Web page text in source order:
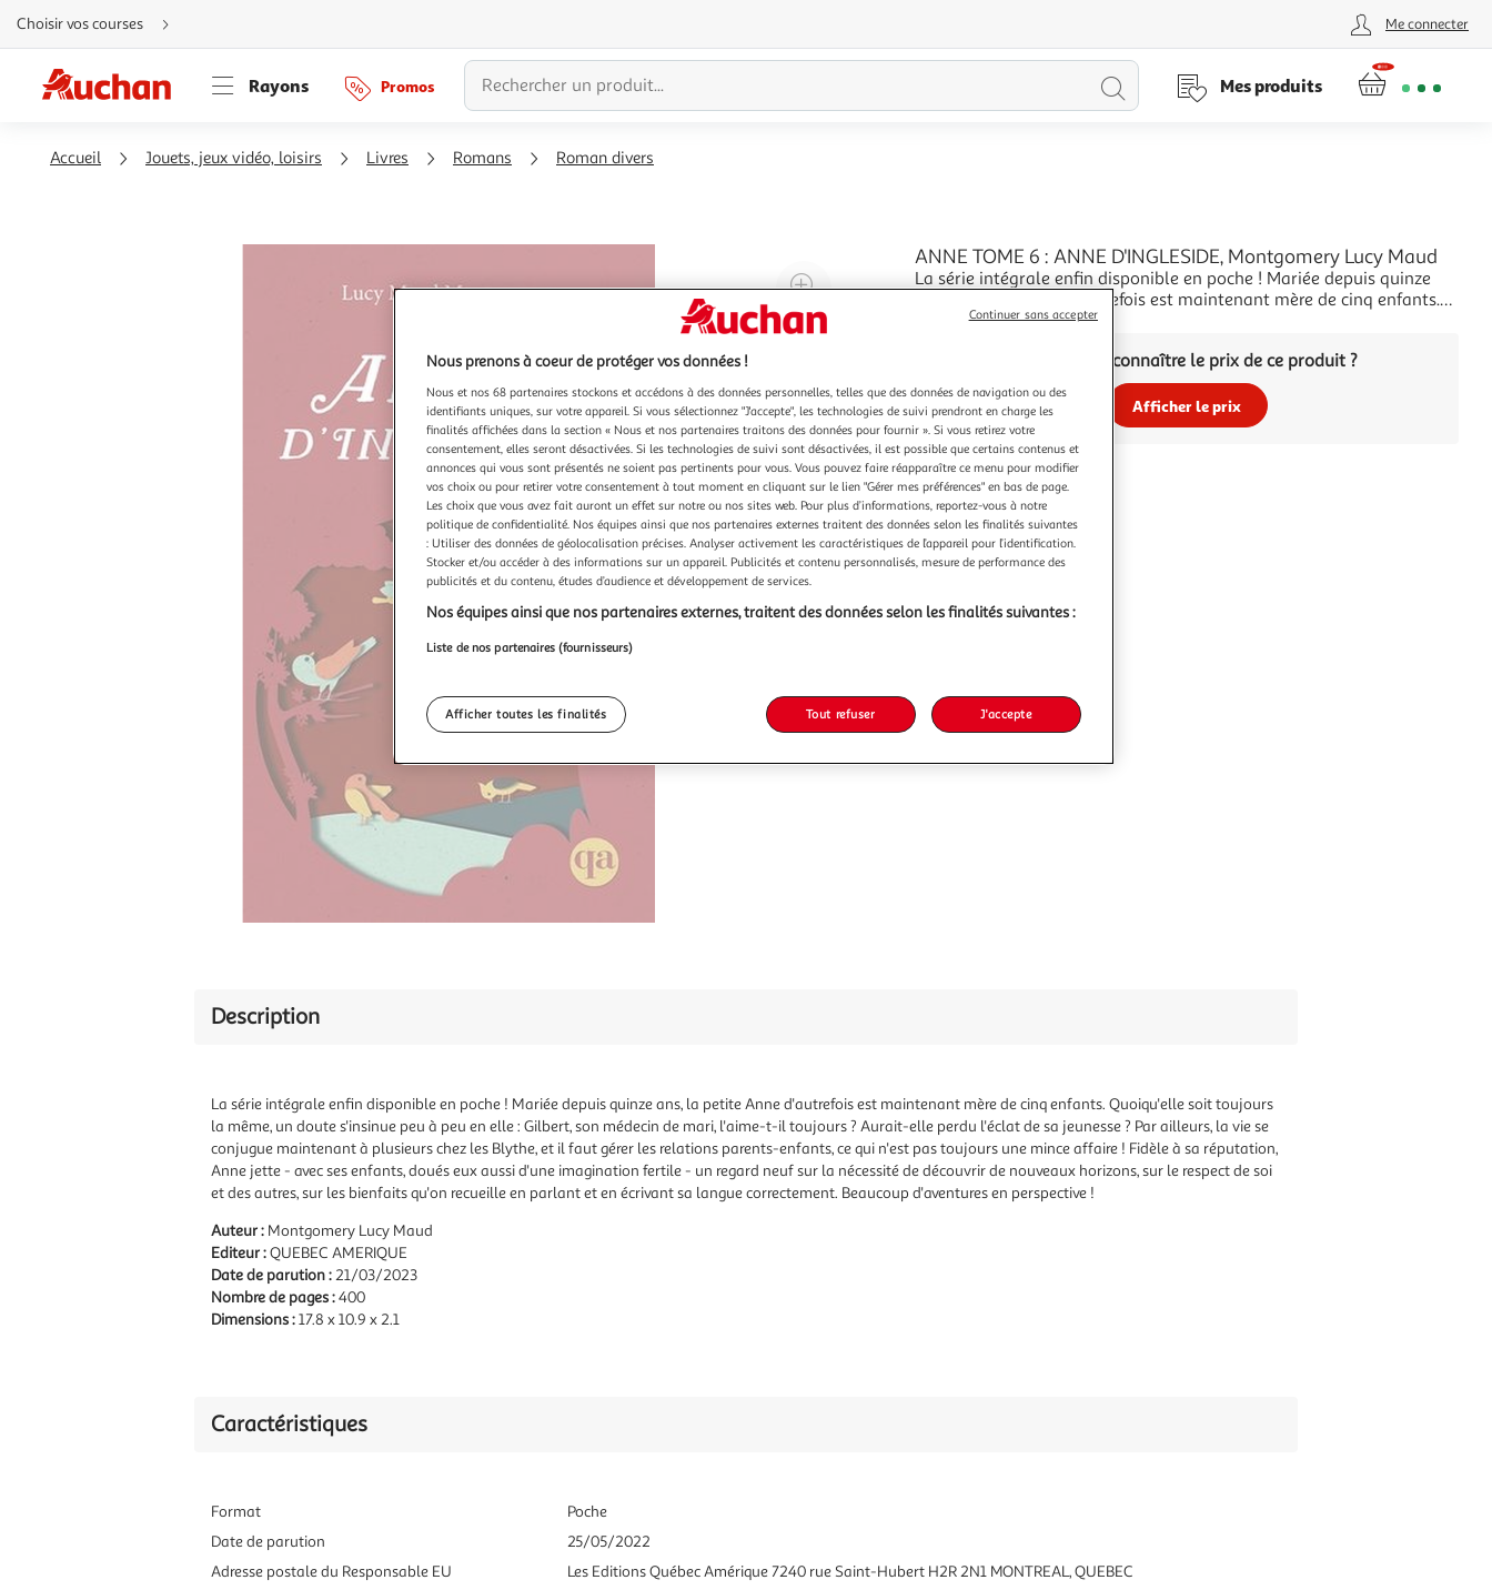
Aller
directement
au
Aller
directement
à
Aller
directement
Choisir vos courses Me connecter
Rayons Promos
Lancer
Mes produits
Accueil Jouets, jeux vidéo, loisirs Livres Romans Roman divers
Agrandir
l'illustration
à
Réduire
à
100
%
Partager
le
produit
ANNE TOME 6 : ANNE D'INGLESIDE, Montgomery Lucy Maud
La série intégrale enfin disponible en poche ! Mariée depuis quinze
ans, la petite Anne d'autrefois est maintenant mère de cinq enfants.
Quoiqu'elle soit toujours la même, un doute s'insinue peu à peu en
En savoir +
Vous voulez connaître le prix de ce produit ?
Afficher le prix
Description
La série intégrale enfin disponible en poche ! Mariée depuis quinze ans, la petite Anne d'autrefois est maintenant mère de cinq enfants. Quoiqu'elle soit toujours
la même, un doute s'insinue peu à peu en elle : Gilbert, son médecin de mari, l'aime-t-il toujours ? Aurait-elle perdu l'éclat de sa jeunesse ? Par ailleurs, la vie se
conjugue maintenant à plusieurs chez les Blythe, et il faut gérer les relations parents-enfants, ce qui n'est pas toujours une mince affaire ! Fidèle à sa réputation,
Anne jette - avec ses enfants, doués eux aussi d'une imagination fertile - un regard neuf sur la nécessité de découvrir de nouveaux horizons, sur le respect de soi
et des autres, sur les bienfaits qu'on recueille en parlant et en écrivant sa langue correctement. Beaucoup d'aventures en perspective !
Auteur : Montgomery Lucy Maud
Editeur :QUEBEC AMERIQUE
Date de parution :21/03/2023
Nombre de pages :400
Dimensions :17.8 x 10.9 x 2.1
Caractéristiques
Format
Poche
Date de parution
25/05/2022
Adresse postale du Responsable EU
Les Editions Québec Amérique 7240 rue Saint-Hubert H2R 2N1 MONTREAL, QUEBEC
Nous prenons à coeur de protéger vos données !
Nous et nos 68 partenaires stockons et accédons à des données personnelles, telles que des données de navigation ou des
identifiants uniques, sur votre appareil. Si vous sélectionnez "J'accepte", les technologies de suivi prendront en charge les
finalités affichées dans la section « Nous et nos partenaires traitons des données pour fournir ». Si vous retirez votre
consentement, elles seront désactivées. Si les technologies de suivi sont désactivées, il est possible que certains contenus et
annonces qui vous sont présentés ne soient pas pertinents pour vous. Vous pouvez faire réapparaître ce menu pour modifier
vos choix ou pour retirer votre consentement à tout moment en cliquant sur le lien "Gérer mes préférences" en bas de page.
Les choix que vous avez fait auront un effet sur notre ou nos sites web. Pour plus d’informations, reportez-vous à notre
politique de confidentialité. Nos équipes ainsi que nos partenaires externes traitent des données selon les finalités suivantes
: Utiliser des données de géolocalisation précises. Analyser activement les caractéristiques de l’appareil pour l’identification.
Stocker et/ou accéder à des informations sur un appareil. Publicités et contenu personnalisés, mesure de performance des
publicités et du contenu, études d’audience et développement de services.
Nos équipes ainsi que nos partenaires externes, traitent des données selon les finalités suivantes :
Liste de nos partenaires (fournisseurs)
Afficher toutes les finalités Tout refuser J'accepte
Continuer sans accepter